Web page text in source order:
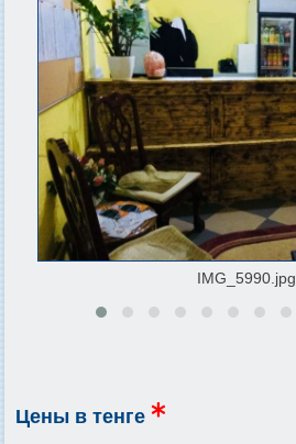
IMG_5990.jpg
Цены в тенге